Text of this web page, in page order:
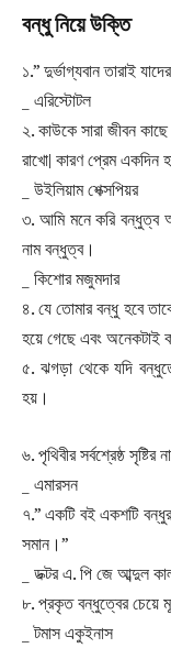
বন্ধু নিয়ে উক্তি
১.” দুর্ভাগ্যবান তারাই
_ এরিস্টোটল
২. কাউকে সারা জীবন
রাখো| কারণ প্রেম
_ উইলিয়াম শেক্সপিয়র
৩. আমি মনে করি বন্ধুত্ব
নাম বন্ধুত্ব।
_ কিশোর মজুমদার
৪. যে তোমার বন্ধু হবে
হয়ে গেছে এবং
৫. ঝগড়া থেকে যদি
হয়।
৬. পৃথিবীর সর্বশ্রেষ্ঠ সৃষ্টির
_ এমারসন
৭.” একটি বই একশটি
সমান।”
_ ডক্টর এ. পি জে আব্দুল
৮. প্রকৃত বন্ধুত্বের চেয়ে
_ টমাস একুইনাস